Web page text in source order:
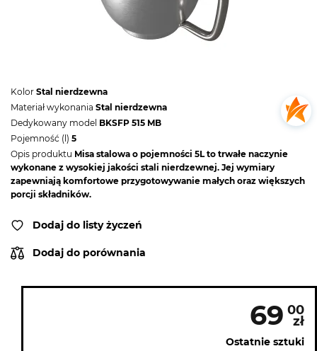
Kolor Stal nierdzewna
Materiał wykonania Stal nierdzewna
Dedykowany model BKSFP 515 MB
Pojemność (l) 5
Opis produktu Misa stalowa o pojemności 5L to trwałe naczynie
wykonane z wysokiej jakości stali nierdzewnej. Jej wymiary
zapewniają komfortowe przygotowywanie małych oraz większych
porcji składników.
Dodaj do listy życzeń
Dodaj do porównania
69 00
zł
Ostatnie sztuki